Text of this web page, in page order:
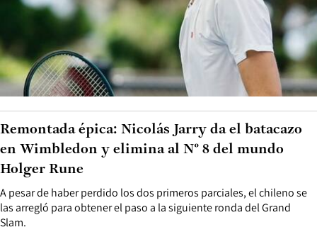
A pesar de haber perdido los dos primeros parciales, el chileno se
las arregló para obtener el paso a la siguiente ronda del Grand
Slam.
Remontada épica: Nicolás Jarry da el batacazo
en Wimbledon y elimina al N° 8 del mundo
Holger Rune